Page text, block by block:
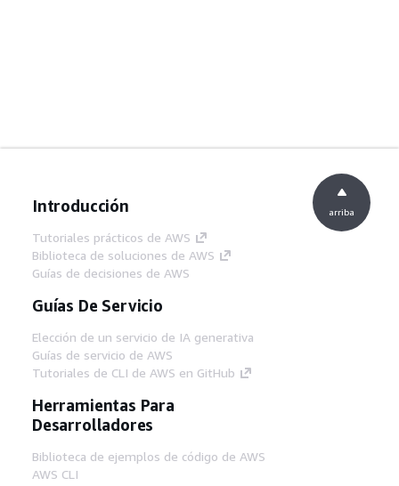
Introducción
Tutoriales prácticos de AWS
Biblioteca de soluciones de AWS
Guías de decisiones de AWS
Guías De Servicio
Elección de un servicio de IA generativa
Guías de servicio de AWS
Tutoriales de CLI de AWS en GitHub
Herramientas Para
Desarrolladores
Biblioteca de ejemplos de código de AWS
AWS CLI
arriba